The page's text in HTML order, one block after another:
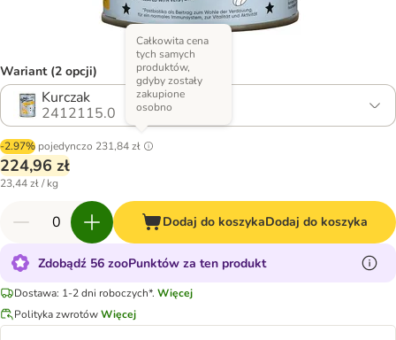
Wariant (2 opcji)
Kurczak
2412115.0
-2.97% pojedynczo 231,84 zł
Całkowita cena
tych samych
produktów,
gdyby zostały
zakupione
osobno
224,96 zł
23,44 zł / kg
Dodaj do koszykaDodaj do koszyka
Zdobądź 56 zooPunktów za ten produkt
Dostawa: 1-2 dni roboczych*. Więcej
Polityka zwrotówWięcej